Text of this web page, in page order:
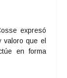
expresó
valoro que el
en forma